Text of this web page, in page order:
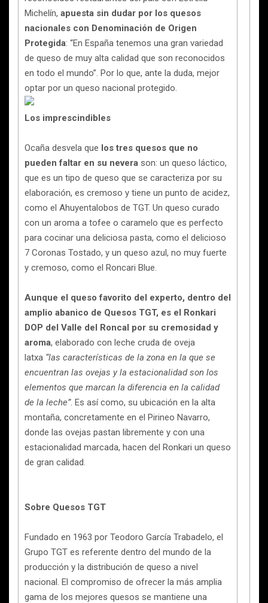
Michelín, apuesta sin dudar por los quesos
nacionales con Denominación de Origen
Protegida: “En España tenemos una gran variedad
de queso de muy alta calidad que son reconocidos
en todo el mundo”. Por lo que, ante la duda, mejor
optar por un queso nacional protegido.
Los imprescindibles
Ocaña desvela que los tres quesos que no
pueden faltar en su nevera son: un queso láctico,
que es un tipo de queso que se caracteriza por su
elaboración, es cremoso y tiene un punto de acidez,
como el Ahuyentalobos de TGT. Un queso curado
con un aroma a tofee o caramelo que es perfecto
para cocinar una deliciosa pasta, como el delicioso
7 Coronas Tostado, y un queso azul, no muy fuerte
y cremoso, como el Roncari Blue.
Aunque el queso favorito del experto, dentro del
amplio abanico de Quesos TGT, es el Ronkari
DOP del Valle del Roncal por su cremosidad y
aroma, elaborado con leche cruda de oveja
latxa “las características de la zona en la que se
encuentran las ovejas y la estacionalidad son los
elementos que marcan la diferencia en la calidad
de la leche”. Es así como, su ubicación en la alta
montaña, concretamente en el Pirineo Navarro,
donde las ovejas pastan libremente y con una
estacionalidad marcada, hacen del Ronkari un queso
de gran calidad.
Sobre Quesos TGT
Fundado en 1963 por Teodoro García Trabadelo, el
Grupo TGT es referente dentro del mundo de la
producción y la distribución de queso a nivel
nacional. El compromiso de ofrecer la más amplia
gama de los mejores quesos se mantiene una